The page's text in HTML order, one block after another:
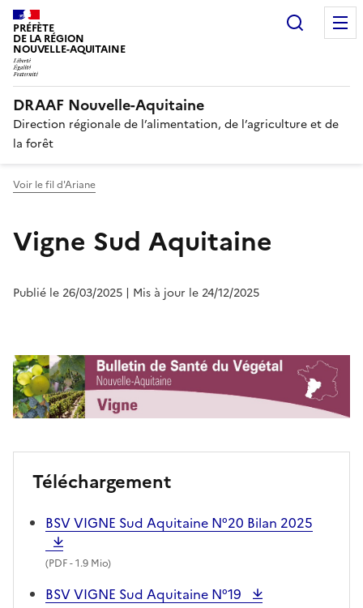
PRÉFÈTE
DE LA RÉGION
NOUVELLE-AQUITAINE
DRAAF Nouvelle-Aquitaine
Direction régionale de l’alimentation, de l’agriculture et de
la forêt
Voir le fil d'Ariane
Vigne Sud Aquitaine
Publié le 26/03/2025 | Mis à jour le 24/12/2025
Téléchargement
BSV VIGNE Sud Aquitaine N°20 Bilan 2025
(PDF- 1.9 Mio)
BSV VIGNE Sud Aquitaine N°19